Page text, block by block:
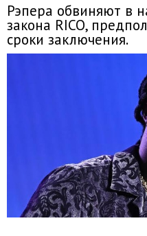
Рэпера обвиняют в
закона RICO,
сроки заключения.